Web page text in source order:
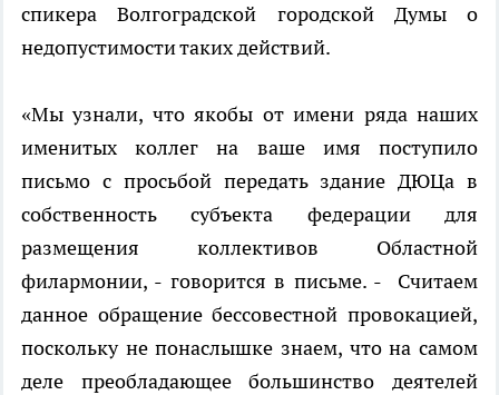
спикера Волгоградской городской Думы о
недопустимости таких действий.
«Мы узнали, что якобы от имени ряда наших
именитых коллег на ваше имя поступило
письмо с просьбой передать здание ДЮЦа в
собственность субъекта федерации для
размещения коллективов Областной
филармонии, - говорится в письме. -
Считаем
данное обращение бессовестной провокацией,
поскольку не понаслышке знаем, что на самом
деле преобладающее большинство деятелей